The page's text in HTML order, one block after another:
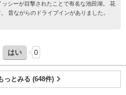
シーが目撃されたことで有名な池田湖。 花
昔ながらのドライブインがありました。
はい 0
っとみる (648件)